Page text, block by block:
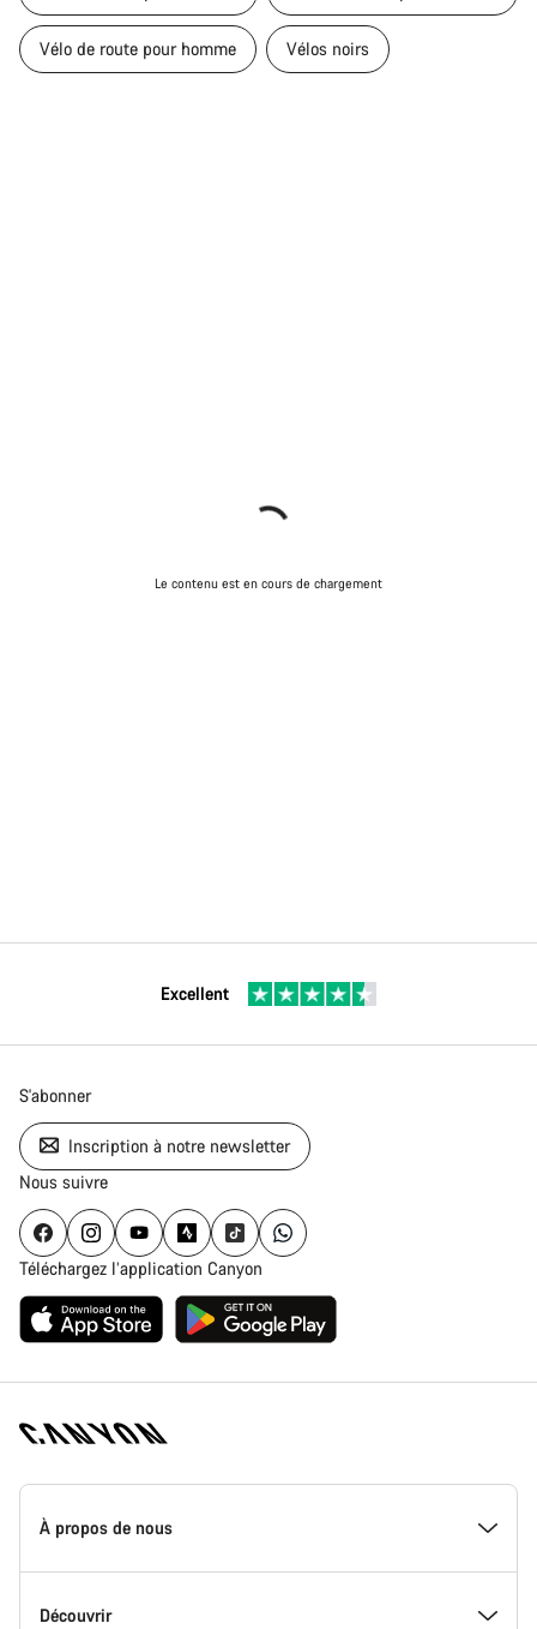
Vélo de route pour homme Vélos noirs
Le contenu est en cours de chargement
Excellent
S'abonner
Inscription à notre newsletter
Nous suivre
Téléchargez l’application Canyon
Page
d'accueil
Canyon
-
À propos de nous
Inside Canyon
Découvrir